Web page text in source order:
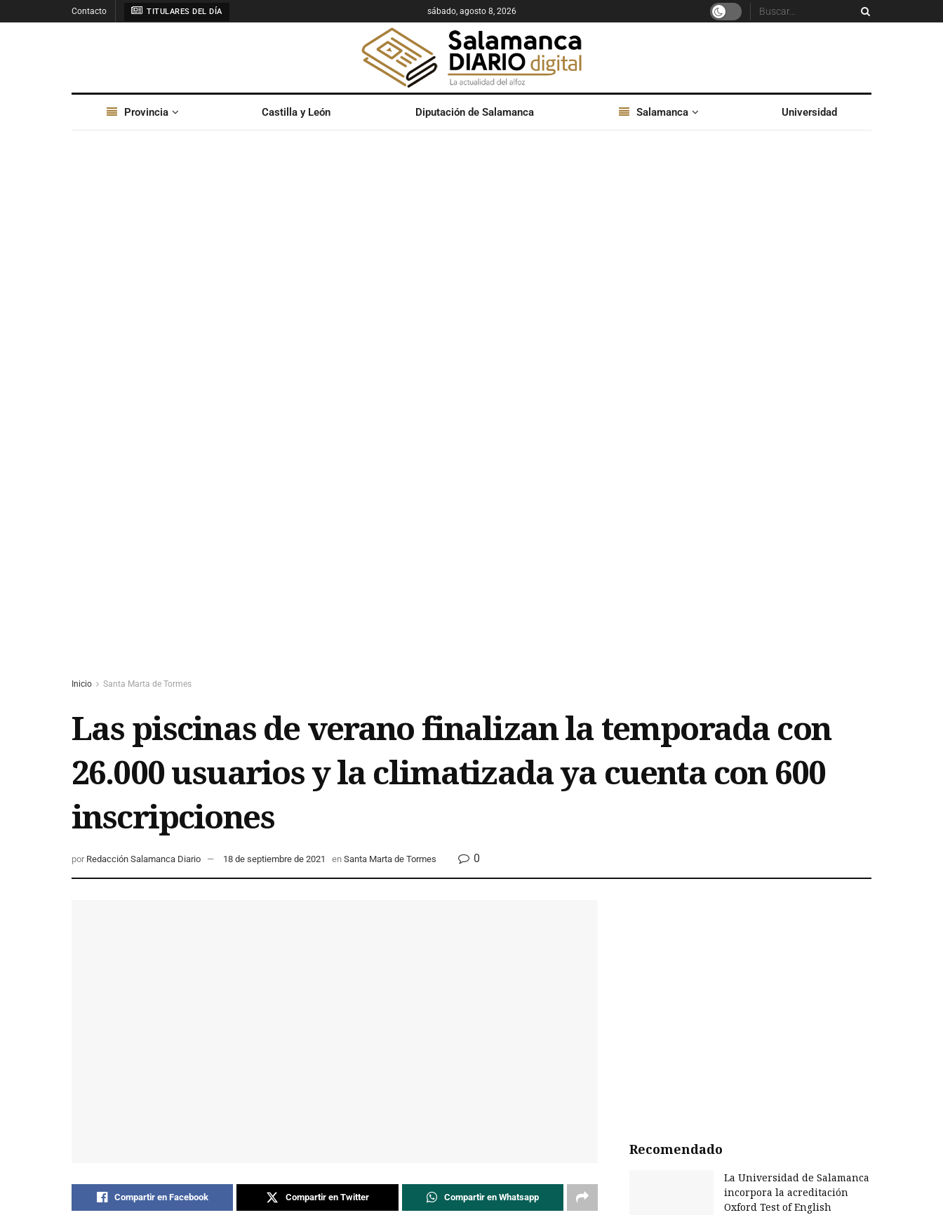
Contacto TITULARES DEL DÍA sábado, agosto 8, 2026
Provincia Castilla y León Diputación de Salamanca Salamanca Universidad
Inicio Santa Marta de Tormes
Las piscinas de verano finalizan la temporada con
26.000 usuarios y la climatizada ya cuenta con 600
inscripciones
por Redacción Salamanca Diario 18 de septiembre de 2021 en Santa Marta de Tormes 0
Compartir en Facebook Compartir en Twitter Compartir en Whatsapp
Recomendado
La Universidad de Salamanca
incorpora la acreditación
Oxford Test of English